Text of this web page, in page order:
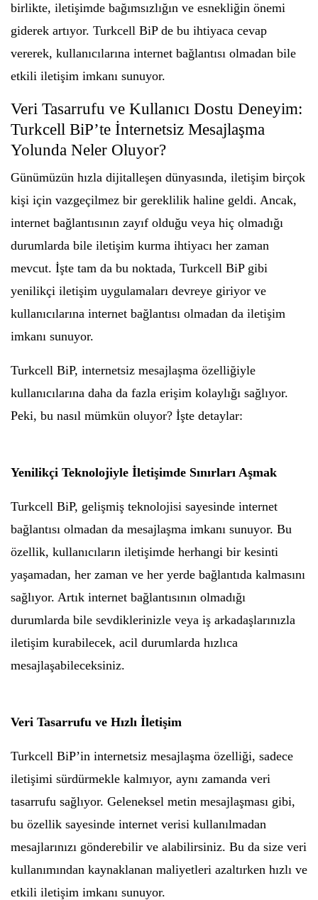
birlikte, iletişimde bağımsızlığın ve esnekliğin önemi
giderek artıyor. Turkcell BiP de bu ihtiyaca cevap
vererek, kullanıcılarına internet bağlantısı olmadan bile
etkili iletişim imkanı sunuyor.
Veri Tasarrufu ve Kullanıcı Dostu Deneyim:
Turkcell BiP’te İnternetsiz Mesajlaşma
Yolunda Neler Oluyor?
Günümüzün hızla dijitalleşen dünyasında, iletişim birçok
kişi için vazgeçilmez bir gereklilik haline geldi. Ancak,
internet bağlantısının zayıf olduğu veya hiç olmadığı
durumlarda bile iletişim kurma ihtiyacı her zaman
mevcut. İşte tam da bu noktada, Turkcell BiP gibi
yenilikçi iletişim uygulamaları devreye giriyor ve
kullanıcılarına internet bağlantısı olmadan da iletişim
imkanı sunuyor.
Turkcell BiP, internetsiz mesajlaşma özelliğiyle
kullanıcılarına daha da fazla erişim kolaylığı sağlıyor.
Peki, bu nasıl mümkün oluyor? İşte detaylar:
Yenilikçi Teknolojiyle İletişimde Sınırları Aşmak
Turkcell BiP, gelişmiş teknolojisi sayesinde internet
bağlantısı olmadan da mesajlaşma imkanı sunuyor. Bu
özellik, kullanıcıların iletişimde herhangi bir kesinti
yaşamadan, her zaman ve her yerde bağlantıda kalmasını
sağlıyor. Artık internet bağlantısının olmadığı
durumlarda bile sevdiklerinizle veya iş arkadaşlarınızla
iletişim kurabilecek, acil durumlarda hızlıca
mesajlaşabileceksiniz.
Veri Tasarrufu ve Hızlı İletişim
Turkcell BiP’in internetsiz mesajlaşma özelliği, sadece
iletişimi sürdürmekle kalmıyor, aynı zamanda veri
tasarrufu sağlıyor. Geleneksel metin mesajlaşması gibi,
bu özellik sayesinde internet verisi kullanılmadan
mesajlarınızı gönderebilir ve alabilirsiniz. Bu da size veri
kullanımından kaynaklanan maliyetleri azaltırken hızlı ve
etkili iletişim imkanı sunuyor.